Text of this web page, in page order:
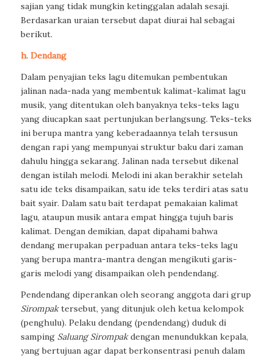
sajian yang tidak mungkin ketinggalan adalah sesaji.
Berdasarkan uraian tersebut dapat diurai hal sebagai
berikut.
h. Dendang
Dalam penyajian teks lagu ditemukan pembentukan
jalinan nada-nada yang membentuk kalimat-kalimat lagu
musik, yang ditentukan oleh banyaknya teks-teks lagu
yang diucapkan saat pertunjukan berlangsung. Teks-teks
ini berupa mantra yang keberadaannya telah tersusun
dengan rapi yang mempunyai struktur baku dari zaman
dahulu hingga sekarang. Jalinan nada tersebut dikenal
dengan istilah melodi. Melodi ini akan berakhir setelah
satu ide teks disampaikan, satu ide teks terdiri atas satu
bait syair. Dalam satu bait terdapat pemakaian kalimat
lagu, ataupun musik antara empat hingga tujuh baris
kalimat. Dengan demikian, dapat dipahami bahwa
dendang merupakan perpaduan antara teks-teks lagu
yang berupa mantra-mantra dengan mengikuti garis-
garis melodi yang disampaikan oleh pendendang.
Pendendang diperankan oleh seorang anggota dari grup
Sirompaktersebut, yang ditunjuk oleh ketua kelompok
(penghulu). Pelaku dendang (pendendang) duduk di
samping Saluang Sirompakdengan menundukkan kepala,
yang bertujuan agar dapat berkonsentrasi penuh dalam